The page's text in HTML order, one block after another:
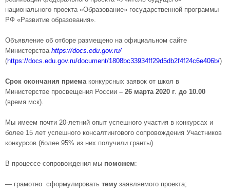
национального проекта «Образование» государственной программы
РФ «Развитие образования».
Объявление об отборе размещено на официальном сайте
Министерства https://docs.edu.gov.ru/
(https://docs.edu.gov.ru/document/1808bc33934ff29d5db2f4f24c6e406b/)
Срок окончания приемаконкурсных заявок от школ в
Министерстве просвещения России – 26 марта 2020 г. до 10.00
(время мск).
Мы имеем почти 20-летний опыт успешного участия в конкурсах и
более 15 лет успешного консалтингового сопровождения Участников
конкурсов (более 95% из них получили гранты).
В процессе сопровождения мы поможем:
— грамотно сформулировать тему заявляемого проекта;